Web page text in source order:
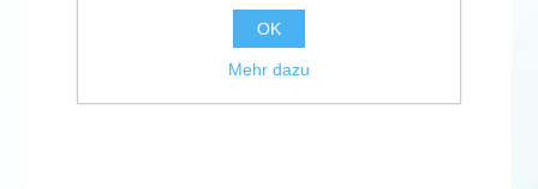
OK
Mehr dazu